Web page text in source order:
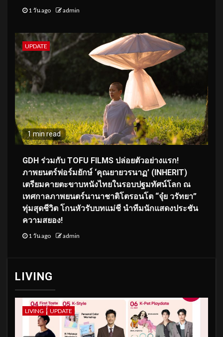
1 วัน ago admin
UPDATE
1 min read
GDH ร่วมกับ TOFU FILMS ปล่อยตัวอย่างแรก!
ภาพยนตร์ฟอร์มยักษ์ ‘คุณยายวรนาฏ’ (INHERIT)
เตรียมคายตะขาบหนังไทยในรอบปฐมทัศน์โลก ณ
เทศกาลภาพยนตร์นานาชาติโตรอนโต “จุ๋ย วรัทยา”
ทุ่มสุดชีวิต โกนหัวรับบทแม่ชี นำทีมนักแสดงประชัน
ความสยอง!
1 วัน ago admin
LIVING
LIVING UPDATE